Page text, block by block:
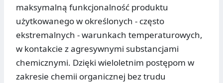
maksymalną funkcjonalność produktu
użytkowanego w określonych - często
ekstremalnych - warunkach temperaturowych,
w kontakcie z agresywnymi substancjami
chemicznymi. Dzięki wieloletnim postępom w
zakresie chemii organicznej bez trudu